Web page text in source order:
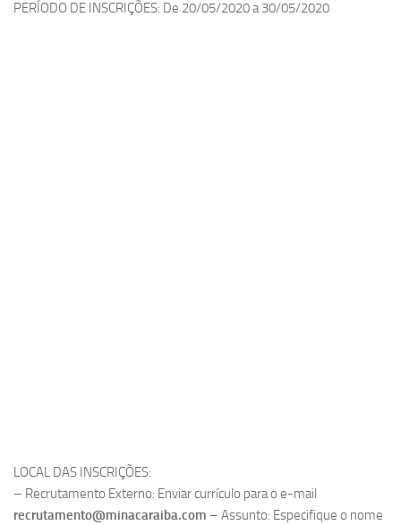
PERÍODO DE INSCRIÇÕES: De 20/05/2020 a 30/05/2020
LOCAL DAS INSCRIÇÕES:
– Recrutamento Externo: Enviar currículo para o e-mail
recrutamento@minacaraiba.com – Assunto: Especifique o nome